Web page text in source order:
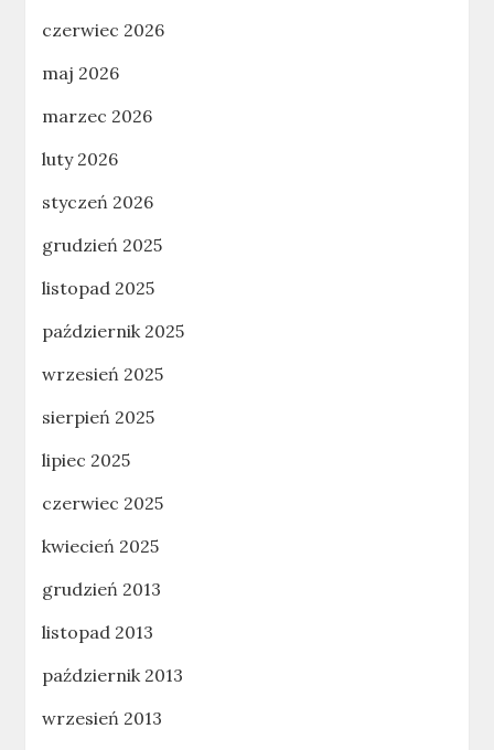
czerwiec 2026
maj 2026
marzec 2026
luty 2026
styczeń 2026
grudzień 2025
listopad 2025
październik 2025
wrzesień 2025
sierpień 2025
lipiec 2025
czerwiec 2025
kwiecień 2025
grudzień 2013
listopad 2013
październik 2013
wrzesień 2013